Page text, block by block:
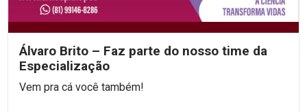
Álvaro Brito – Faz parte do nosso time da
Especialização
Vem pra cá você também!